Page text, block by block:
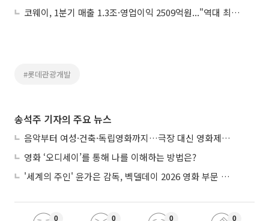
코웨이, 1분기 매출 1.3조·영업이익 2509억원..."역대 최대 분기 실적"
#롯데관광개발
송석주 기자의 주요 뉴스
음악부터 여성·건축·독립영화까지…극장 대신 영화제로 즐기는 스크린 여행
영화 ‘오디세이’를 통해 나를 이해하는 방법은?
'세계의 주인' 윤가은 감독, 벡델데이 2026 영화 부문 벡델리안 감독 선정
0 0 0 0